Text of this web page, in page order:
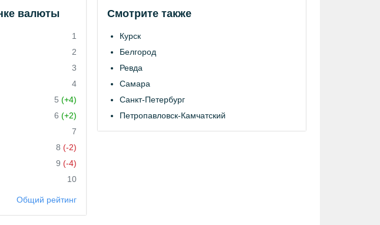
валюты
1
2
3
4
5 (+4)
6 (+2)
7
8 (-2)
9 (-4)
10
Общий рейтинг
Смотрите также
Курск
Белгород
Ревда
Самара
Санкт-Петербург
Петропавловск-Камчатский